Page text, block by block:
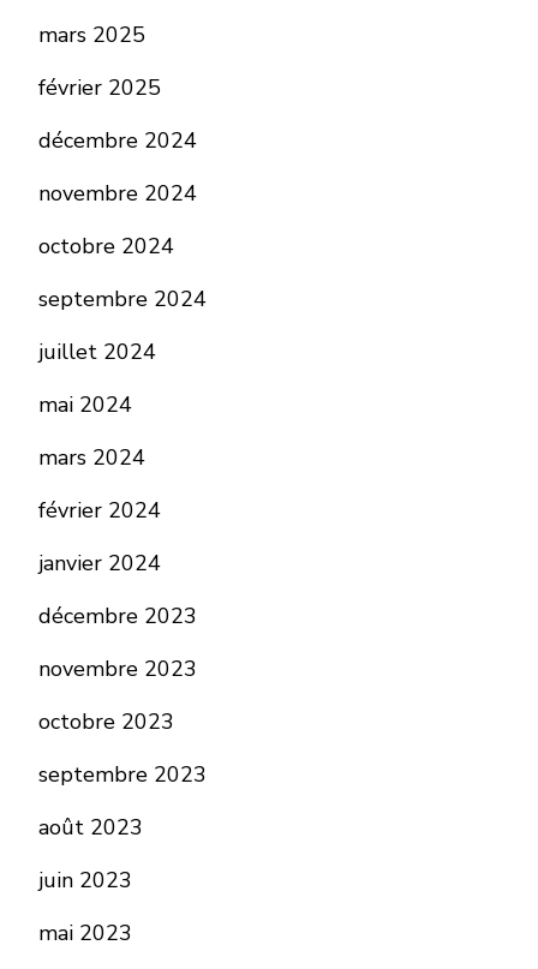
mars 2025
février 2025
décembre 2024
novembre 2024
octobre 2024
septembre 2024
juillet 2024
mai 2024
mars 2024
février 2024
janvier 2024
décembre 2023
novembre 2023
octobre 2023
septembre 2023
août 2023
juin 2023
mai 2023